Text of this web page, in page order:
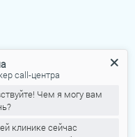
call-центра
Чем я могу вам
клинике сейчас